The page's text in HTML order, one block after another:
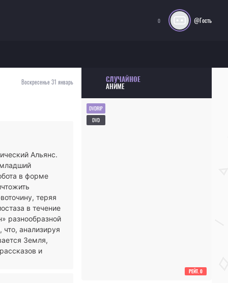
0 @Гость
Воскресенье 31 январь
Альянс.
в форме
теряя
в течение
разнообразной
анализируя
Земля,
и
СЛУЧАЙНОЕ
АНИМЕ
DVDRIP
DVD
РЕЙТ. 0